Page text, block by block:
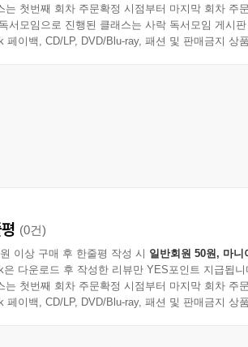
는 첫번째 회차 주문확정 시점부터 마지막 회차 주
서모임으로 진행된 클래스는 사락 독서모임 게시
페이백, CD/LP, DVD/Blu-ray, 패션 및 판매금지 상
(0건)
이상 구매 후 한줄평 작성 시 일반회원 50원, 마니
은 다운로드 후 작성한 리뷰만 YES포인트 지급됩니
는 첫번째 회차 주문확정 시점부터 마지막 회차 주
페이백, CD/LP, DVD/Blu-ray, 패션 및 판매금지 상